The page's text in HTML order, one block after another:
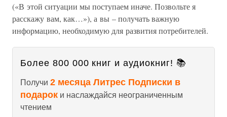
(«В этой ситуации мы поступаем иначе. Позвольте я
расскажу вам, как…»), а вы – получать важную
информацию, необходимую для развития потребителей.
Более 800 000 книг и аудиокниг! 📚
Получи 2 месяца Литрес Подписки в
подарок и наслаждайся неограниченным
чтением